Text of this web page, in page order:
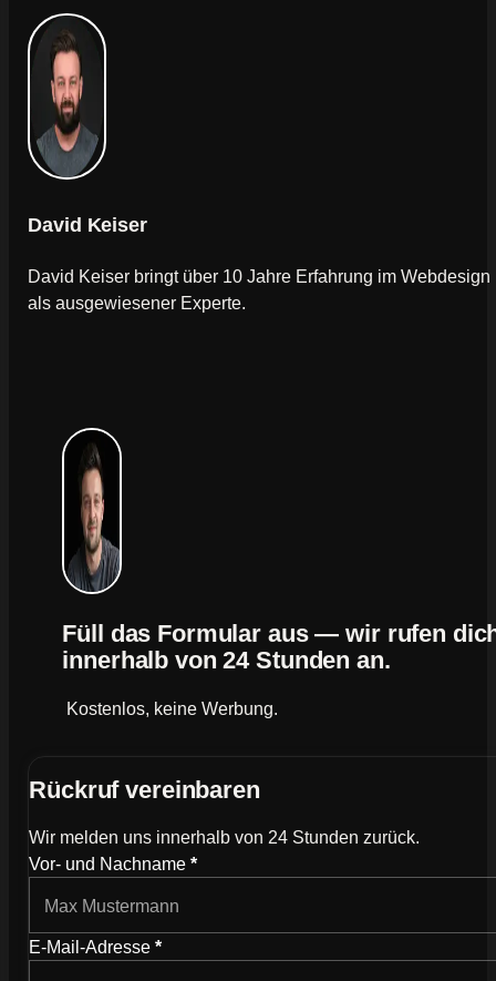
David Keiser
David Keiser bringt über 10 Jahre Erfahrung im
als ausgewiesener Experte.
Rückruf vereinbaren
Wir melden uns innerhalb von 24 Stunden zurück.
Wie können wir dich kontaktieren?
Vor- und Nachname *
E-Mail-Adresse *
Füll das Formular aus — wir rufen
innerhalb von 24 Stunden an.
Kostenlos, keine Werbung.